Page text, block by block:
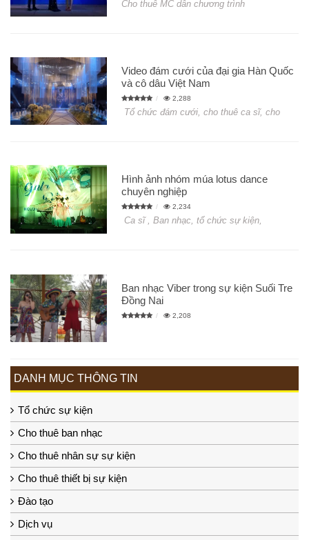
Cho thuê MC dẫn chương trình
Video đám cưới của đại gia Hàn Quốc
và cô dâu Việt Nam
2,288
Tổ chức đám cưới, cho thuê ca sĩ, cho
Hình ảnh nhóm múa lotus dance
chuyên nghiệp
2,234
Ca sĩ , Ban nhạc, tổ chức sự kiện,
Ban nhạc Viber trong sự kiện Suối Tre
Đồng Nai
2,208
DANH MỤC THÔNG TIN
Tổ chức sự kiện
Cho thuê ban nhạc
Cho thuê nhân sự sự kiện
Cho thuê thiết bị sự kiện
Đào tạo
Dịch vụ